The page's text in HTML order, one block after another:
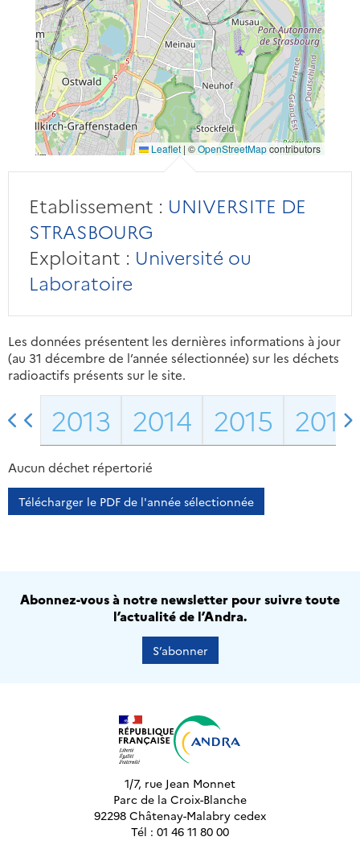
Leaflet | ©OpenStreetMapcontributors
Etablissement : UNIVERSITE DE
STRASBOURG
Exploitant : Université ou
Laboratoire
Les données présentent les dernières informations à jour
(au 31 décembre de l’année sélectionnée) sur les déchets
radioactifs présents sur le site.
2013 2014 2015 2016
Aucun déchet répertorié
Télécharger le PDF de l'année sélectionnée
Abonnez-vous à notre newsletter pour suivre toute
l’actualité de l’Andra.
S’abonner
1/7, rue Jean Monnet
Parc de la Croix-Blanche
92298 Châtenay-Malabry cedex
Tél : 01 46 11 80 00